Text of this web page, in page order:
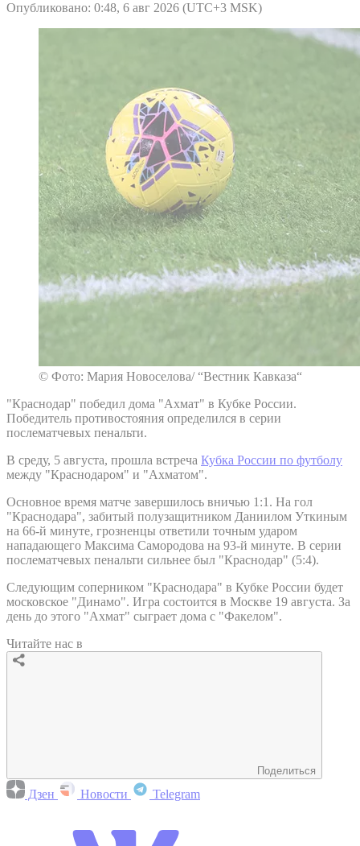
Опубликовано: 0:48, 6 авг 2026 (UTC+3 MSK)
© Фото: Мария Новоселова/ “Вестник Кавказа“
"Краснодар" победил дома "Ахмат" в Кубке России.
Победитель противостояния определился в серии
послематчевых пенальти.
В среду, 5 августа, прошла встреча Кубка России по футболу
между "Краснодаром" и "Ахматом".
Основное время матче завершилось вничью 1:1. На гол
"Краснодара", забитый полузащитником Даниилом Уткиным
на 66-й минуте, грозненцы ответили точным ударом
нападающего Максима Самородова на 93-й минуте. В серии
послематчевых пенальти сильнее был "Краснодар" (5:4).
Следующим соперником "Краснодара" в Кубке России будет
московское "Динамо". Игра состоится в Москве 19 августа. За
день до этого "Ахмат" сыграет дома с "Факелом".
Читайте нас в
Поделиться
Дзен Новости Telegram